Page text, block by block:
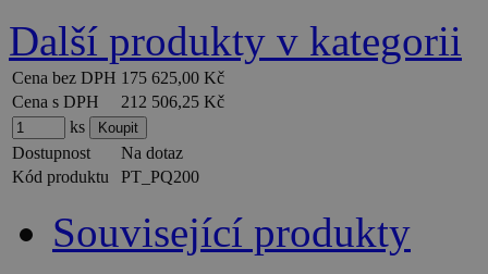
Další produkty v kategorii
Cena bez DPH 175 625,00 Kč
Cena s DPH
212 506,25 Kč
ks
Dostupnost
Na dotaz
Kód produktu
PT_PQ200
Související produkty